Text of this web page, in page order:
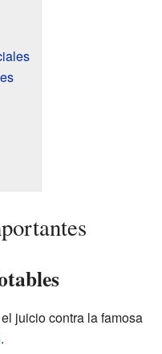
juicio contra la famosa
.